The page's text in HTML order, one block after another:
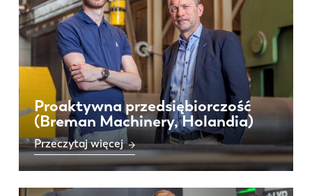
Proaktywna przedsiębiorczość
(Breman Machinery, Holandia)
Przeczytaj więcej